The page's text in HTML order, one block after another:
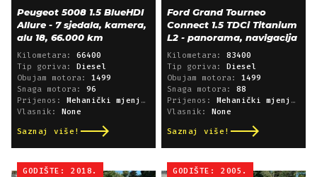
Peugeot 5008 1.5 BlueHDI
Allure - 7 sjedala, kamera,
alu 18, 66.000 km
Kilometara: 66400
Tip goriva:
Diesel
Obujam motora: 1499
Snaga motora: 96
Prijenos:
Mehanički mjenjač
Vlasnik:
None
Saznaj više!
Ford Grand Tourneo
Connect 1.5 TDCi Titanium
L2 - panorama, navigacija
Kilometara: 83400
Tip goriva:
Diesel
Obujam motora: 1499
Snaga motora: 88
Prijenos:
Mehanički mjenjač
Vlasnik:
None
Saznaj više!
GODIŠTE: 2018. GODIŠTE: 2005.